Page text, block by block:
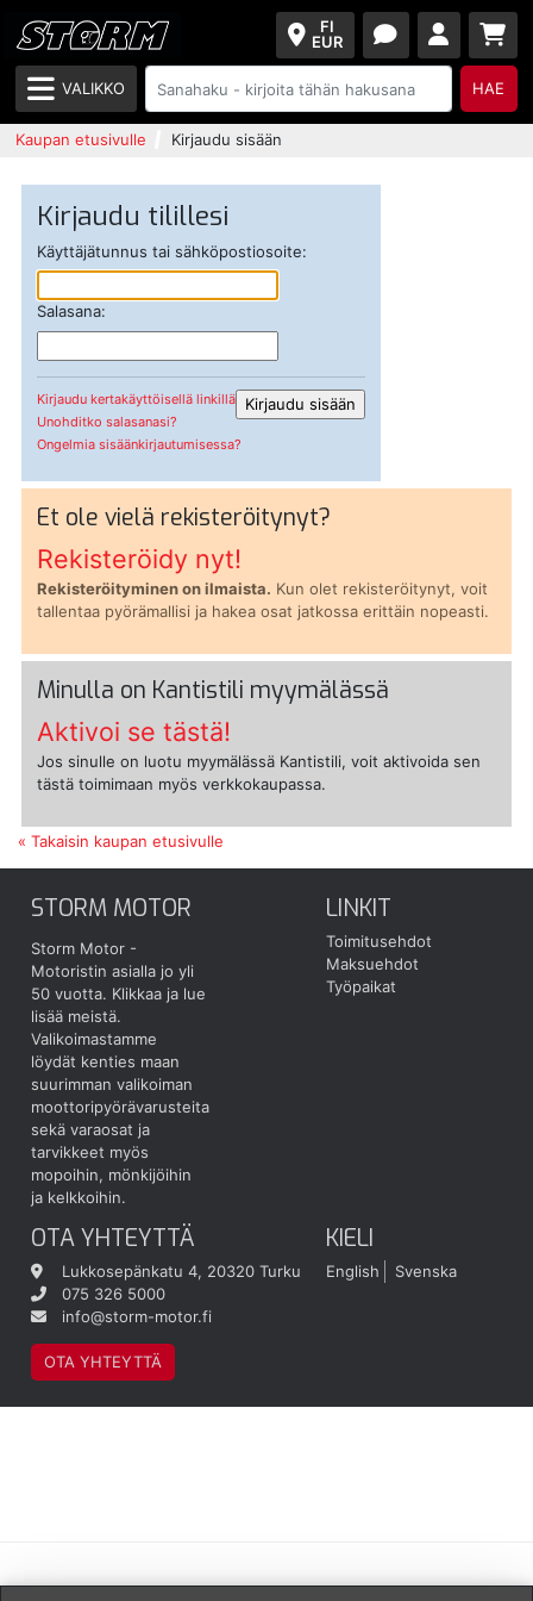
FI
EUR
VALIKKO HAE
Kaupan etusivulle Kirjaudu sisään
Kirjaudu tilillesi
Käyttäjätunnus tai sähköpostiosoite:
Salasana:
Kirjaudu kertakäyttöisellä linkillä
Unohditko salasanasi?
Ongelmia sisäänkirjautumisessa?
Et ole vielä rekisteröitynyt?
Rekisteröidy nyt!
Rekisteröityminen on ilmaista. Kun olet rekisteröitynyt, voit
tallentaa pyörämallisi ja hakea osat jatkossa erittäin nopeasti.
Minulla on Kantistili myymälässä
Aktivoi se tästä!
Jos sinulle on luotu myymälässä Kantistili, voit aktivoida sen
tästä toimimaan myös verkkokaupassa.
« Takaisin kaupan etusivulle
STORM MOTOR
Storm Motor -
Motoristin asialla jo yli
50 vuotta. Klikkaa ja lue
lisää meistä.
Valikoimastamme
löydät kenties maan
suurimman valikoiman
moottoripyörävarusteita
sekä varaosat ja
tarvikkeet myös
mopoihin, mönkijöihin
ja kelkkoihin.
LINKIT
Toimitusehdot
Maksuehdot
Työpaikat
OTA YHTEYTTÄ
Lukkosepänkatu 4, 20320 Turku
075 326 5000
info@storm-motor.fi
OTA YHTEYTTÄ
KIELI
English Svenska